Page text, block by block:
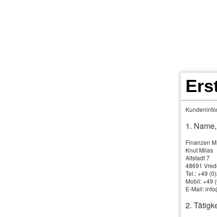
Richtige
fünf Prozent der Versicherungsbeiträge können
Zahlung einen Mehraufwand und berechnen
Eingesparte zusätzlich in den
1.
Finanzen
Knut Milas
Altstadt 7
48691
Tel.: +49
Mobil: +49
E-Mail:
2.